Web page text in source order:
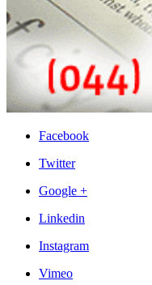
Facebook
Twitter
Google +
Linkedin
Instagram
Vimeo